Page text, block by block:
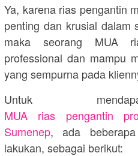
Ya, karena rias pengantin
penting dan krusial dalam
maka seorang MUA
professional dan mampu
yang sempurna pada
Untuk
MUA rias pengantin
Sumenep, ada
lakukan, sebagai berikut: